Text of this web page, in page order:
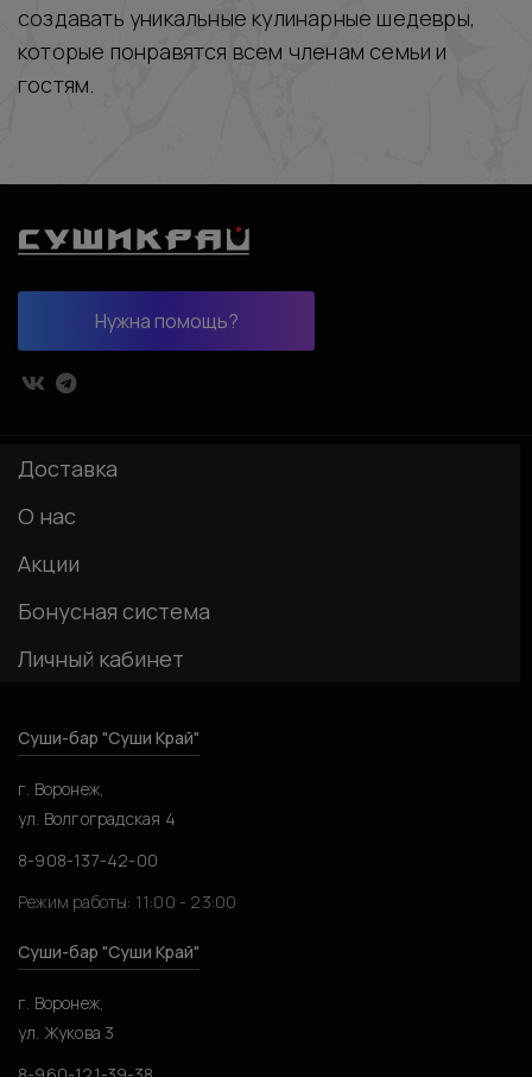
создавать уникальные кулинарные шедевры,
которые понравятся всем членам семьи и
гостям.
Нужна помощь?
Доставка
О нас
Акции
Бонусная система
Личный кабинет
Суши-бар "Суши Край"
г. Воронеж,
ул. Волгоградская 4
8-908-137-42-00
Режим работы: 11:00 - 23:00
Суши-бар "Суши Край"
г. Воронеж,
ул. Жукова 3